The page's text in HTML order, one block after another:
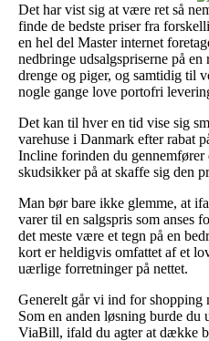
Det har vist sig at være ret så
finde de bedste priser fra
en hel del Master internet
nedbringe udsalgspriserne på
drenge og piger, og samtidig til
nogle gange love portofri
Det kan til hver en tid vise sig
varehuse i Danmark efter rabat
Incline forinden du gennemfører
skudsikker på at skaffe sig den
Man bør bare ikke glemme, at
varer til en salgspris som anses
det meste være et tegn på en
kort er heldigvis omfattet af et
uærlige forretninger på nettet.
Generelt går vi ind for shopping
Som en anden løsning burde
ViaBill, ifald du agter at dække